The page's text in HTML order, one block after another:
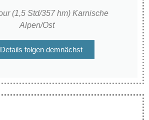
(1,5 Std/357 hm) Karnische
Alpen/Ost
folgen demnächst